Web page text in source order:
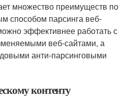
множество преимуществ по
способом парсинга веб-
эффективнее работать с
веб-сайтами, а
анти-парсинговыми
контенту